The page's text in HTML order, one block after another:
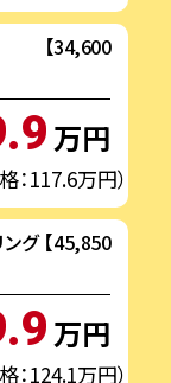
【34,600
万円
：117.6万円）
【45,850
万円
：124.1万円）